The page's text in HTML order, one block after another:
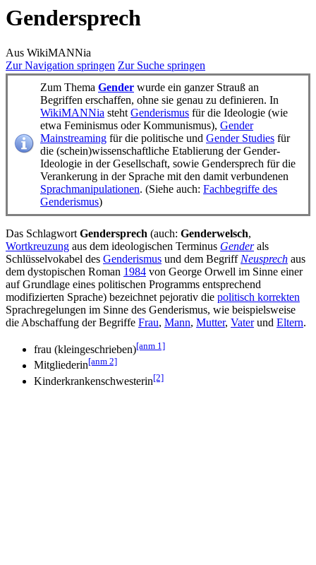
Gendersprech
Aus WikiMANNia
Zur Navigation springen Zur Suche springen
Zum Thema Gender wurde ein ganzer Strauß an
Begriffen erschaffen, ohne sie genau zu definieren. In
WikiMANNia steht Genderismus für die Ideologie (wie
etwa Feminismus oder Kommunismus), Gender
Mainstreaming für die politische und Gender Studies für
die (schein)wissenschaftliche Etablierung der Gender-
Ideologie in der Gesellschaft, sowie Gendersprech für die
Verankerung in der Sprache mit den damit verbundenen
Sprachmanipulationen. (Siehe auch: Fachbegriffe des
Genderismus)
Das Schlagwort Gendersprech (auch: Genderwelsch,
Wortkreuzung aus dem ideologischen Terminus Genderals
Schlüsselvokabel des Genderismus und dem Begriff Neusprech aus
dem dystopischen Roman 1984 von George Orwell im Sinne einer
auf Grundlage eines politischen Programms entsprechend
modifizierten Sprache) bezeichnet pejorativ die politisch korrekten
Sprach­regelungen im Sinne des Genderismus, wie beispielsweise
die Abschaffung der Begriffe Frau, Mann, Mutter, Vaterund Eltern.
frau (kleingeschrieben)[anm 1]
Mitgliederin[anm 2]
Kinderkrankenschwesterin[2]